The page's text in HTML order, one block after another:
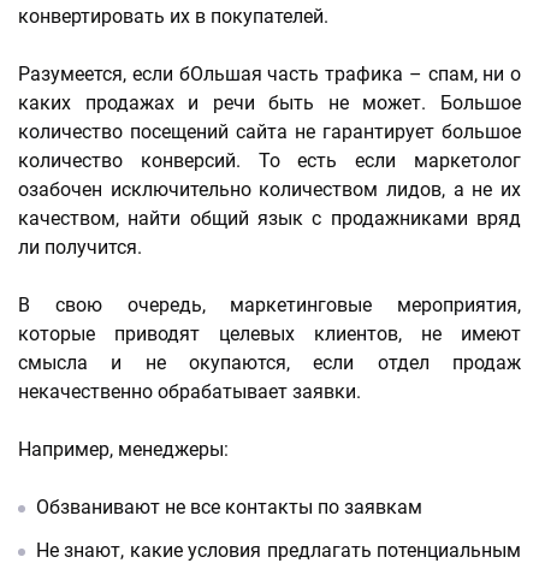
конвертировать их в покупателей.
Разумеется, если бОльшая часть трафика – спам, ни о
каких продажах и речи быть не может. Большое
количество посещений сайта не гарантирует большое
количество конверсий. То есть если маркетолог
озабочен исключительно количеством лидов, а не их
качеством, найти общий язык с продажниками вряд
ли получится.
В свою очередь, маркетинговые мероприятия,
которые приводят целевых клиентов, не имеют
смысла и не окупаются, если отдел продаж
некачественно обрабатывает заявки.
Например, менеджеры:
Обзванивают не все контакты по заявкам
Не знают, какие условия предлагать потенциальным